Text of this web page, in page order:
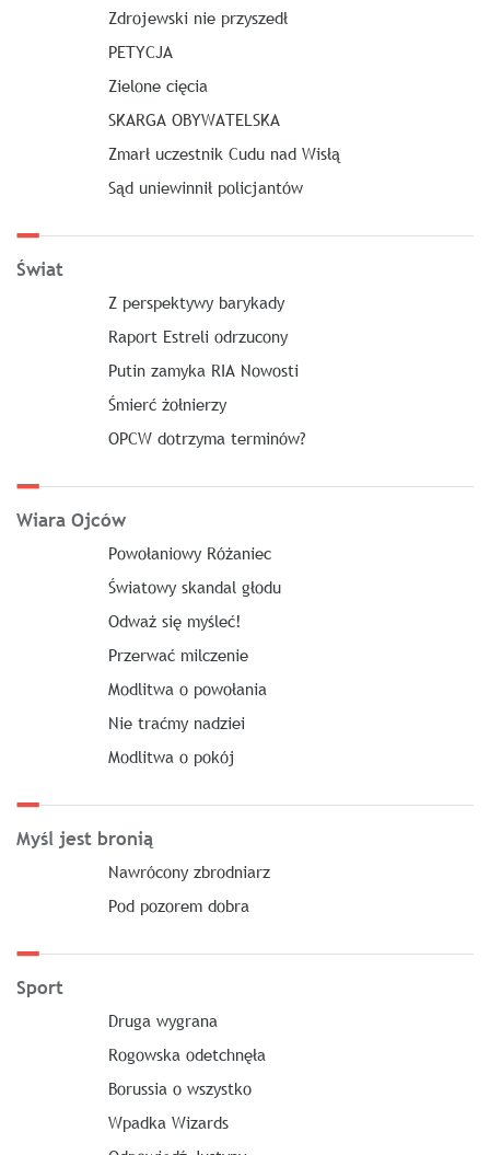
Zdrojewski nie przyszedł
PETYCJA
Zielone cięcia
SKARGA OBYWATELSKA
Zmarł uczestnik Cudu nad Wisłą
Sąd uniewinnił policjantów
Świat
Z perspektywy barykady
Raport Estreli odrzucony
Putin zamyka RIA Nowosti
Śmierć żołnierzy
OPCW dotrzyma terminów?
Wiara Ojców
Powołaniowy Różaniec
Światowy skandal głodu
Odważ się myśleć!
Przerwać milczenie
Modlitwa o powołania
Nie traćmy nadziei
Modlitwa o pokój
Myśl jest bronią
Nawrócony zbrodniarz
Pod pozorem dobra
Sport
Druga wygrana
Rogowska odetchnęła
Borussia o wszystko
Wpadka Wizards